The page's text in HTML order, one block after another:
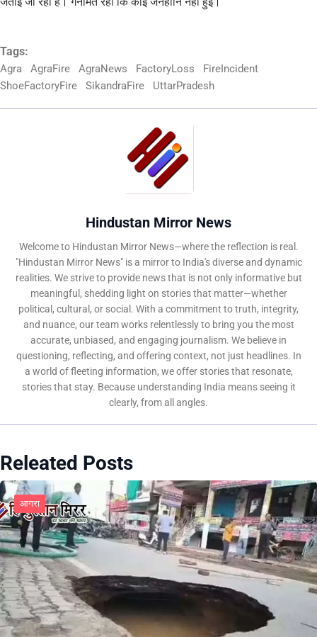
Tags:
Agra AgraFire AgraNews FactoryLoss
FireIncident
ShoeFactoryFire
SikandraFire UttarPradesh
Hindustan Mirror News
Welcome to Hindustan Mirror News—where the reflection is real.
"Hindustan Mirror News" is a mirror to India's diverse and dynamic
realities. We strive to provide news that is not only informative but
meaningful, shedding light on stories that matter—whether
political, cultural, or social. With a commitment to truth, integrity,
and nuance, our team works relentlessly to bring you the most
accurate, unbiased, and engaging journalism. We believe in
questioning, reflecting, and offering context, not just headlines. In
a world of fleeting information, we offer stories that resonate,
stories that stay. Because understanding India means seeing it
clearly, from all angles.
Releated Posts
आगरा